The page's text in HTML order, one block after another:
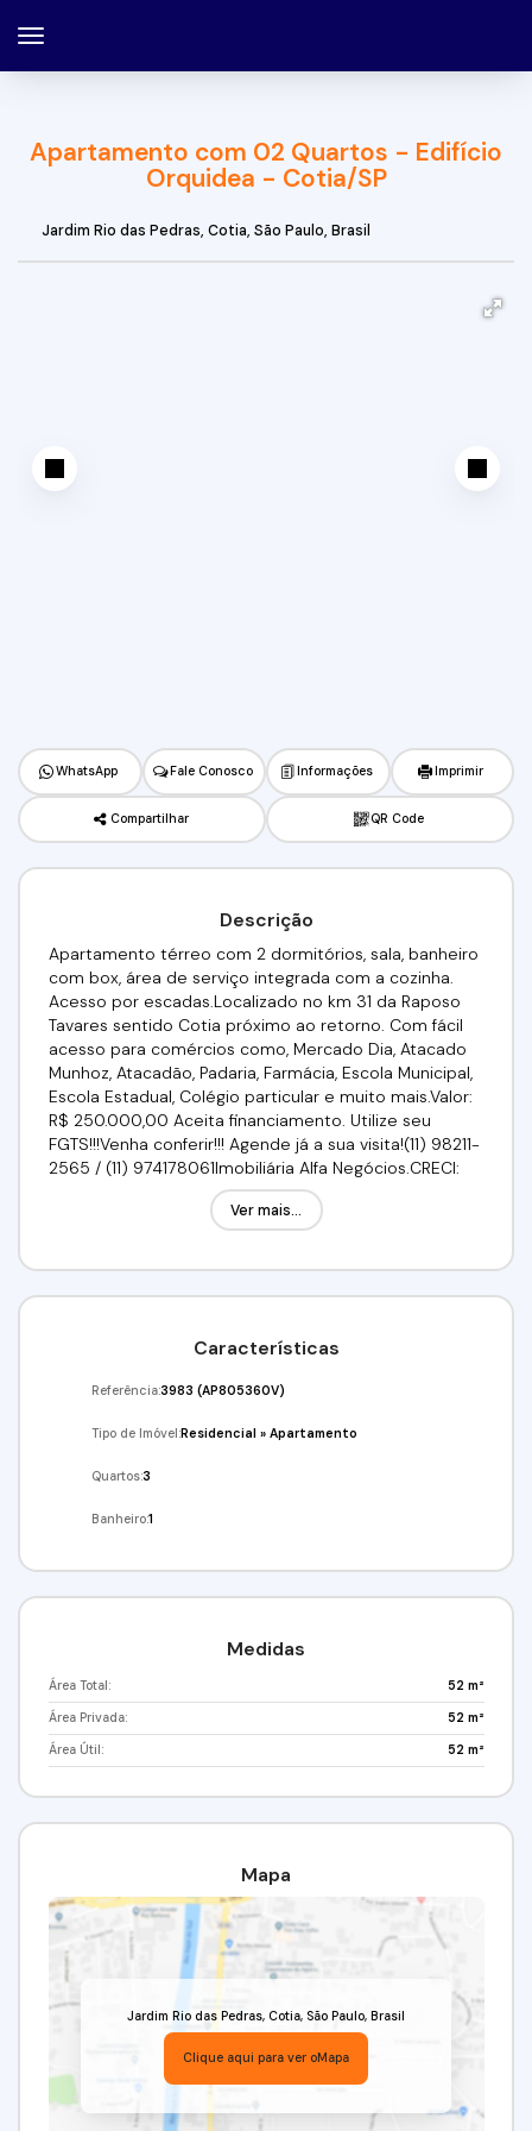
Apartamento com 02 Quartos - Edifício
Orquidea - Cotia/SP
Jardim Rio das Pedras, Cotia, São Paulo, Brasil
WhatsApp Fale Conosco Informações Imprimir
Compartilhar QR Code
Descrição
Apartamento térreo com 2 dormitórios, sala, banheiro
com box, área de serviço integrada com a cozinha.
Acesso por escadas.Localizado no km 31 da Raposo
Tavares sentido Cotia próximo ao retorno. Com fácil
acesso para comércios como, Mercado Dia, Atacado
Munhoz, Atacadão, Padaria, Farmácia, Escola Municipal,
Escola Estadual, Colégio particular e muito mais.Valor:
R$ 250.000,00 Aceita financiamento. Utilize seu
FGTS!!!Venha conferir!!! Agende já a sua visita!(11) 98211-
2565 / (11) 974178061Imobiliária Alfa Negócios.CRECI:
Ver mais...
Características
Referência:3983 (AP805360V)
Tipo de Imóvel:Residencial »Apartamento
Quartos:3
Banheiro:1
Medidas
Área Total: 52 m²
Área Privada: 52 m²
Área Útil: 52 m²
Mapa
Jardim Rio das Pedras, Cotia, São Paulo, Brasil
Clique aqui para ver oMapa